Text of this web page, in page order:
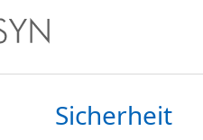
Sicherheit